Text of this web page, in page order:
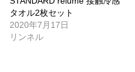
タオル2枚セット
2020年7月17日
リンネル